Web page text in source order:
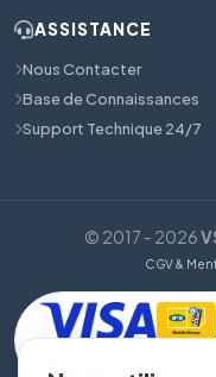
ASSISTANCE
Nous Contacter
Base de Connaissances
Support Technique 24/7
© 2017 - 2026
CGV &